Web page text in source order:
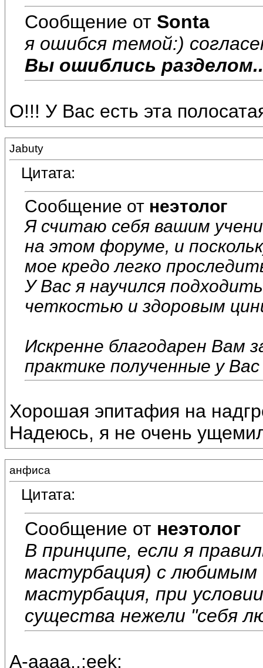
Сообщение от Sonta
я ошибся темой:)
Вы ошиблись
О!!! У Вас есть эта
Jabuty
Цитата:
Сообщение от неэтолог
Я считаю себя вашим
на этом форуме, и
мое кредо легко
У Вас я научился
четкостью и здоровым
Искренне благодарен Вам
практике полученные у
Хорошая эпитафия на
Надеюсь, я не очень
анфиса
Цитата:
Сообщение от неэтолог
В принципе, если я
мастурбация) с
мастурбация, при
существа нежели "себя
А-аааа..:eek: